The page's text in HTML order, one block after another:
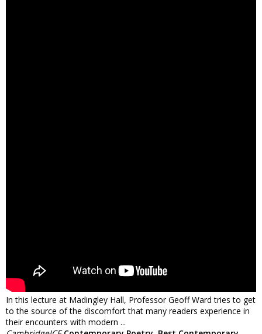
In this lecture at Madingley Hall, Professor Geoff Ward tries to get
to the source of the discomfort that many readers experience in
their encounters with modern ...